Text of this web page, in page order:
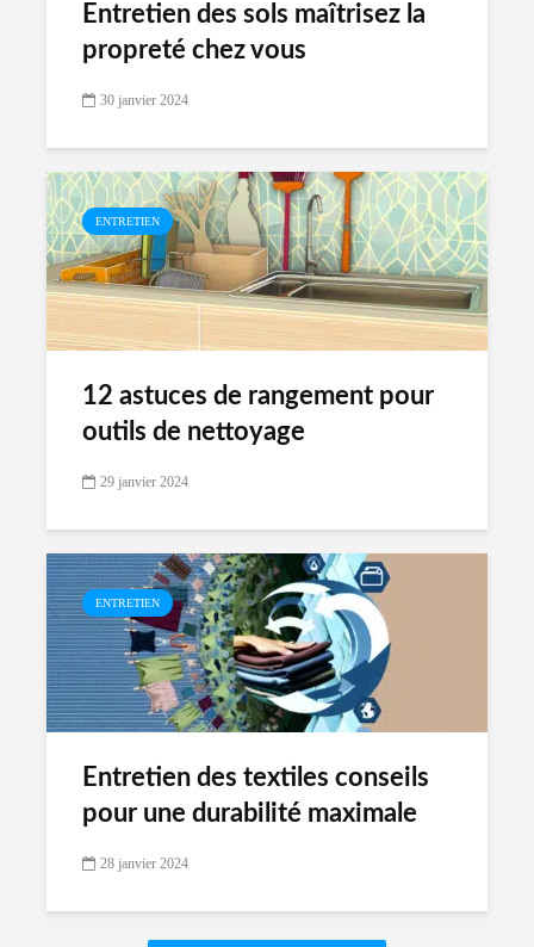
Entretien des sols maîtrisez la
propreté chez vous
30 janvier 2024
ENTRETIEN
12 astuces de rangement pour
outils de nettoyage
29 janvier 2024
ENTRETIEN
Entretien des textiles conseils
pour une durabilité maximale
28 janvier 2024